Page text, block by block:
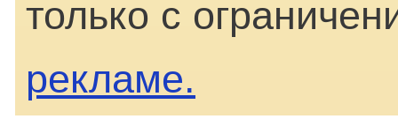
только с
рекламе.